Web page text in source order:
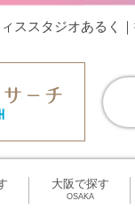
ススタジオあるく
大阪で探す
OSAKA